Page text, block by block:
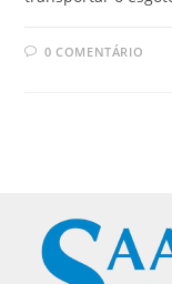
0 COMENTÁRIO